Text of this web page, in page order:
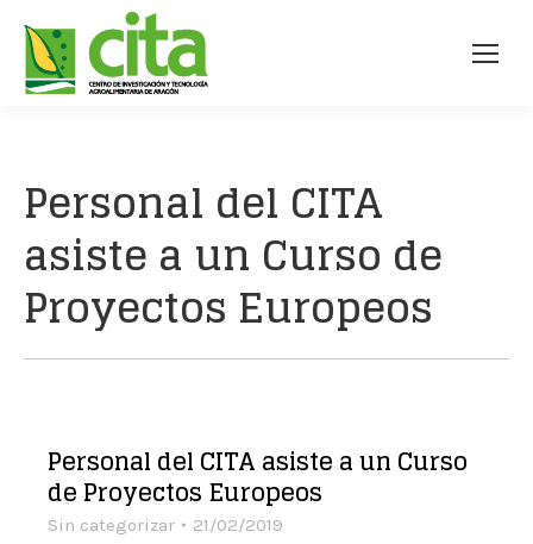
Personal del CITA
asiste a un Curso de
Proyectos Europeos
Personal del CITA asiste a un Curso
de Proyectos Europeos
Sin categorizar 21/02/2019